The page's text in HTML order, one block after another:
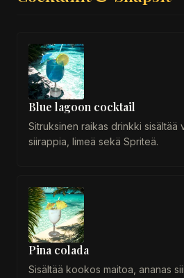
Blue lagoon cocktail
Sitruksinen raikas drinkki
siirappia, limeä sekä Spriteä.
Pina colada
Sisältää kookos maitoa, ananas